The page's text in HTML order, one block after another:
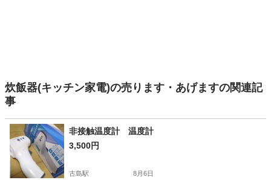
炊飯器(キッチン家電)の売ります・あげますの関連記
事
非接触温度計 温度計
3,500円
古島駅 8月6日